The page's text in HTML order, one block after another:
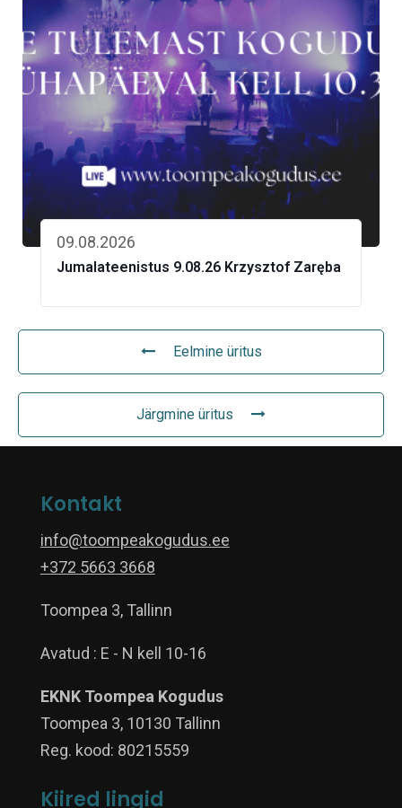
09.08.2026
Jumalateenistus 9.08.26 Krzysztof Zaręba
Eelmine üritus
Järgmine üritus
Kontakt
info@toompeakogudus.ee
+372 5663 3668
Toompea 3, Tallinn
Avatud : E - N kell 10-16
EKNK Toompea Kogudus
Toompea 3, 10130 Tallinn
Reg. kood: 80215559
Kiired lingid